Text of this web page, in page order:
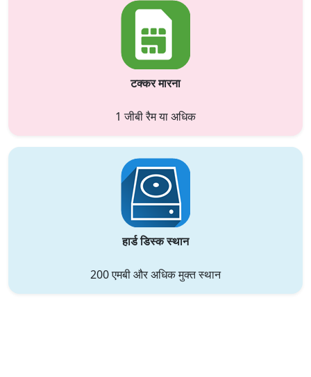
टक्कर मारना
1 जीबी रैम या अधिक
हार्ड डिस्क स्थान
200 एमबी और अधिक मुक्त स्थान